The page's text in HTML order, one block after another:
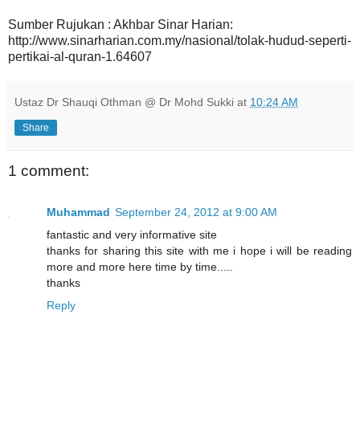
Sumber Rujukan : Akhbar Sinar Harian:
http://www.sinarharian.com.my/nasional/tolak-hudud-seperti-
pertikai-al-quran-1.64607
Ustaz Dr Shauqi Othman @ Dr Mohd Sukki at 10:24 AM
Share
1 comment:
Muhammad September 24, 2012 at 9:00 AM
fantastic and very informative site
thanks for sharing this site with me i hope i will be reading
more and more here time by time.....
thanks
Reply